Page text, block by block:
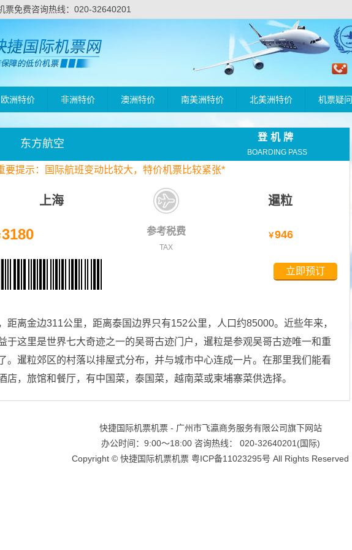
票免费咨询热线：020-32640201
欧洲特价 非洲特价 澳洲特价 南美洲特价 北美洲特价 机票疑问
东方航空
登机牌
BOARDING PASS
要提示：国际航班变动比较大，特价机票比较紧张*
上海 暹粒
3180 参考税费
TAX
￥946
立即预订
距离金边311公里，距离泰国边界只有152公里，人口约85000。近些年来，
于这里是世界七大奇迹之一的吴哥古迹门户，暹粒是参观吴哥古迹唯一和重
。暹粒郊区的村落以排屋式分布，并与城市中心连成一片。在那里我们能看
店，旅馆和餐厅，有中国菜，泰国菜，越南菜或柬埔寨菜供选择。
快捷国际机票机票 - 广州市飞瀛商务服务有限公司旗下网站
办公时间：9:00～18:00 咨询热线： 020-32640201(国际)
Copyright © 快捷国际机票机票 粤ICP备11023295号 All Rights Reserved